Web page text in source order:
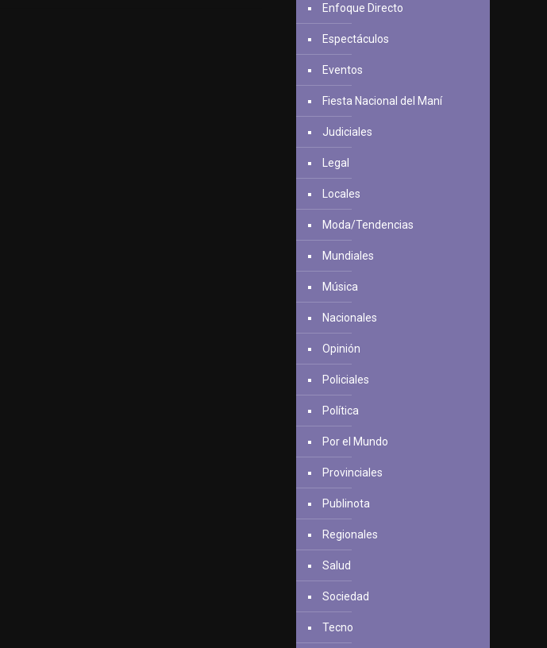
Enfoque Directo
Espectáculos
Eventos
Fiesta Nacional del Maní
Judiciales
Legal
Locales
Moda/Tendencias
Mundiales
Música
Nacionales
Opinión
Policiales
Política
Por el Mundo
Provinciales
Publinota
Regionales
Salud
Sociedad
Tecno